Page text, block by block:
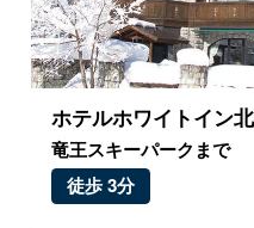
ホテルホワイトイン
竜王スキーパークまで
徒歩 3分